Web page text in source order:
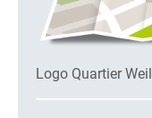
Logo Quartier Weil